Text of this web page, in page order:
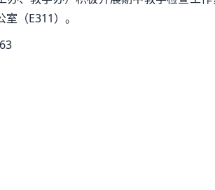
（E311）。